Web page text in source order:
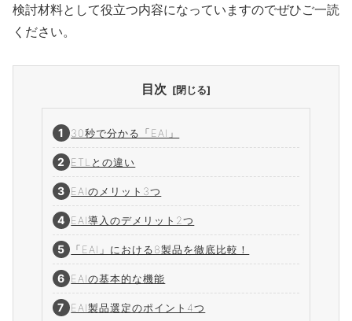
検討材料として役立つ内容になっていますのでぜひご一読
ください。
目次
30秒で分かる「EAI」
ETLとの違い
EAIのメリット3つ
EAI導入のデメリット2つ
「EAI」における8製品を徹底比較！
EAIの基本的な機能
EAI製品選定のポイント4つ